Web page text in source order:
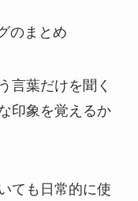
言葉だけを聞く
印象を覚えるか
ても日常的に使